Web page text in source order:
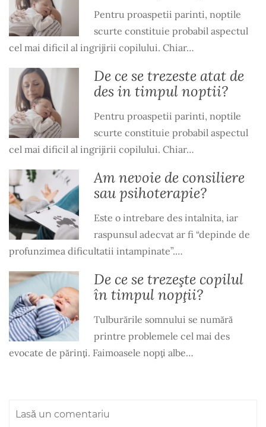
Pentru proaspetii parinti, noptile
scurte constituie probabil aspectul
cel mai dificil al ingrijirii copilului. Chiar…
De ce se trezeste atat de
des in timpul noptii?
Pentru proaspetii parinti, noptile
scurte constituie probabil aspectul
cel mai dificil al ingrijirii copilului. Chiar…
Am nevoie de consiliere
sau psihoterapie?
Este o intrebare des intalnita, iar
raspunsul adecvat ar fi “depinde de
profunzimea dificultatii intampinate”.…
De ce se trezeşte copilul
în timpul nopţii?
Tulburările somnului se numără
printre problemele cel mai des
evocate de părinţi. Faimoasele nopţi albe…